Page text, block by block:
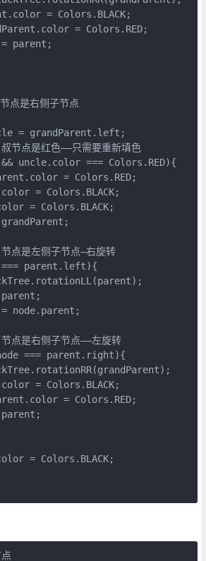
= Colors.BLACK;
= Colors.RED;
parent;
点是右侧子节点
= grandParent.left;
节点是红色——只需要重新填色
uncle.color === Colors.RED){
= Colors.RED;
= Colors.BLACK;
= Colors.BLACK;
点是左侧子节点—右旋转
parent.left){
node.parent;
点是右侧子节点——左旋转
=== parent.right){
= Colors.BLACK;
= Colors.RED;
= Colors.BLACK;